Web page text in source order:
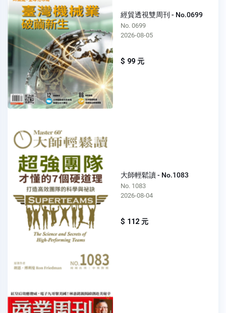
經貿透視雙周刊 - No.0699
No. 0699
2026-08-05
$ 99 元
大師輕鬆讀 - No.1083
No. 1083
2026-08-04
$ 112 元